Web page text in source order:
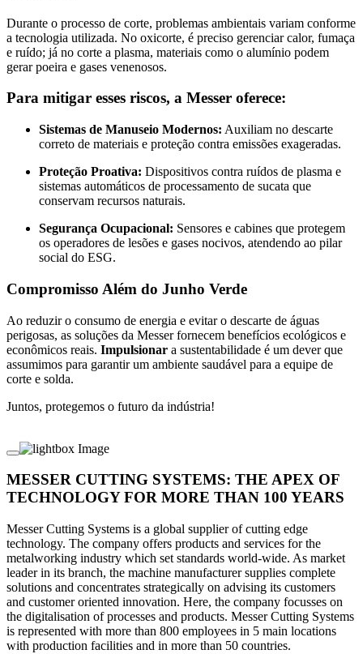
Durante o processo de corte, problemas ambientais variam conforme
a tecnologia utilizada. No oxicorte, é preciso gerenciar calor, fumaça
e ruído; já no corte a plasma, materiais como o alumínio podem
gerar poeira e gases venenosos.
Para mitigar esses riscos, a Messer oferece:
Sistemas de Manuseio Modernos: Auxiliam no descarte
correto de materiais e proteção contra emissões exageradas.
Proteção Proativa: Dispositivos contra ruídos de plasma e
sistemas automáticos de processamento de sucata que
conservam recursos naturais.
Segurança Ocupacional: Sensores e cabines que protegem
os operadores de lesões e gases nocivos, atendendo ao pilar
social do ESG.
Compromisso Além do Junho Verde
Ao reduzir o consumo de energia e evitar o descarte de águas
perigosas, as soluções da Messer fornecem benefícios ecológicos e
econômicos reais. Impulsionar a sustentabilidade é um dever que
assumimos para garantir um ambiente saudável para a equipe de
corte e solda.
Juntos, protegemos o futuro da indústria!
MESSER CUTTING SYSTEMS: THE APEX OF
TECHNOLOGY FOR MORE THAN 100 YEARS
Messer Cutting Systems is a global supplier of cutting edge
technology. The company offers products and services for the
metalworking industry which set standards world-wide. As market
leader in its branch, the machine manufacturer supplies complete
solutions and concentrates strategically on advising its customers
and customer oriented innovation. Here, the company focusses on
the digitalisation of processes and products. Messer Cutting Systems
is represented with more than 800 employees in 5 main locations
with production facilities and in more than 50 countries.